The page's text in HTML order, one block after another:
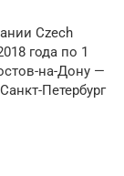
Czech
года по 1
на-Дону —
Петербург